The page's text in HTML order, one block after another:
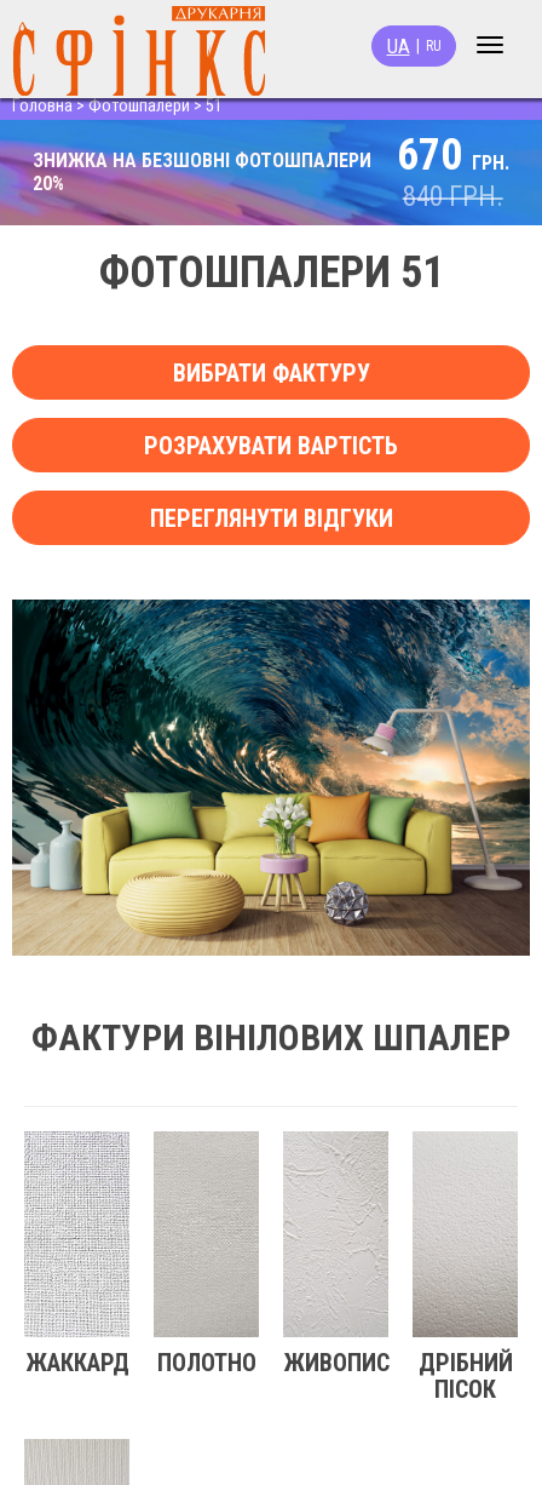
Toggle
UA RU
Головна>Фотошпалери>51
ЗНИЖКА НА БЕЗШОВНІ ФОТОШПАЛЕРИ
20%
670 ГРН.
840ГРН.
ФОТОШПАЛЕРИ 51
ВИБРАТИ ФАКТУРУ
РОЗРАХУВАТИ ВАРТІСТЬ
ПЕРЕГЛЯНУТИ ВІДГУКИ
ФАКТУРИ ВІНІЛОВИХ ШПАЛЕР
ЖАККАРД ПОЛОТНО ЖИВОПИС
ДРІБНИЙ
ПІСОК